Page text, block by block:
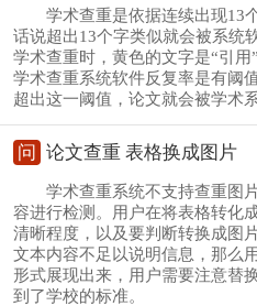
学术查重是依据连续出现13
话说超出13个字类似就会被系统
学术查重时，黄色的文字是“引用
学术查重系统软件反复率是有阈
超出这一阈值，论文就会被学术
问 论文查重 表格换成图片
学术查重系统不支持查重图
容进行检测。用户在将表格转化
清晰程度，以及要判断转换成图
文本内容不足以说明信息，那么
形式展现出来，用户需要注意替
到了学校的标准。